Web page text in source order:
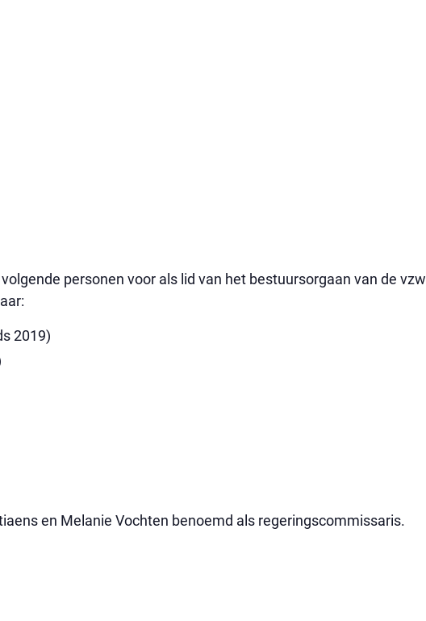
personen voor als lid van het bestuursorgaan van de vzw
2019)
en Melanie Vochten benoemd als regeringscommissaris.